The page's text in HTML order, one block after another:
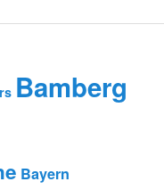
Bamberg
Bayern